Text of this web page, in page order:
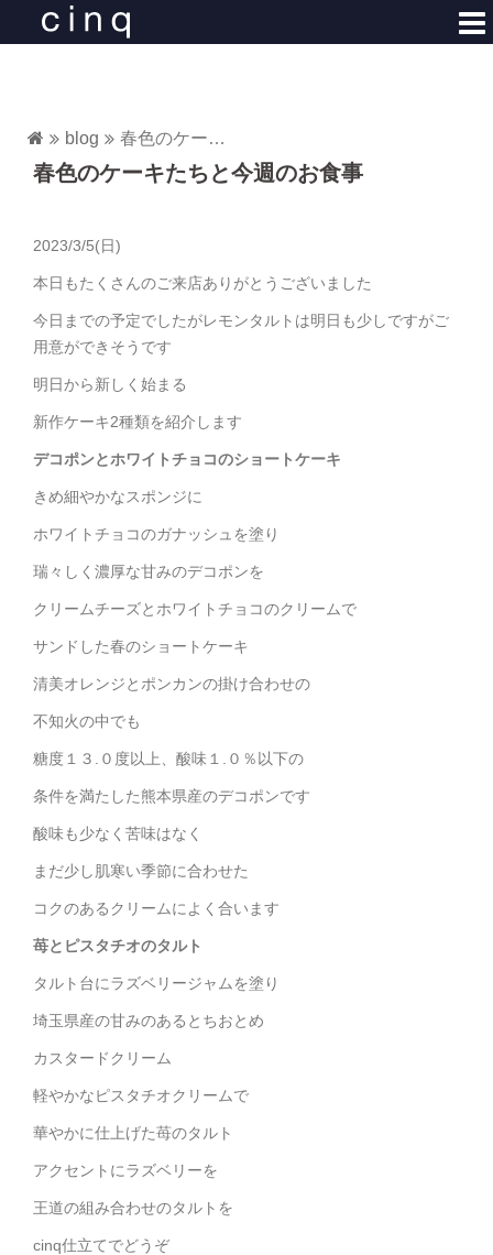
blog 春色のケーキたちと今週のお食事
春色のケーキたちと今週のお食事
2023/3/5(日)
本日もたくさんのご来店ありがとうございました
今日までの予定でしたがレモンタルトは明日も少しですがご
用意ができそうです
明日から新しく始まる
新作ケーキ2種類を紹介します
デコポンとホワイトチョコのショートケーキ
きめ細やかなスポンジに
ホワイトチョコのガナッシュを塗り
瑞々しく濃厚な甘みのデコポンを
クリームチーズとホワイトチョコのクリームで
サンドした春のショートケーキ
清美オレンジとポンカンの掛け合わせの
不知火の中でも
糖度１３.０度以上、酸味１.０％以下の
条件を満たした熊本県産のデコポンです
酸味も少なく苦味はなく
まだ少し肌寒い季節に合わせた
コクのあるクリームによく合います
苺とピスタチオのタルト
タルト台にラズベリージャムを塗り
埼玉県産の甘みのあるとちおとめ
カスタードクリーム
軽やかなピスタチオクリームで
華やかに仕上げた苺のタルト
アクセントにラズベリーを
王道の組み合わせのタルトを
cinq仕立てでどうぞ